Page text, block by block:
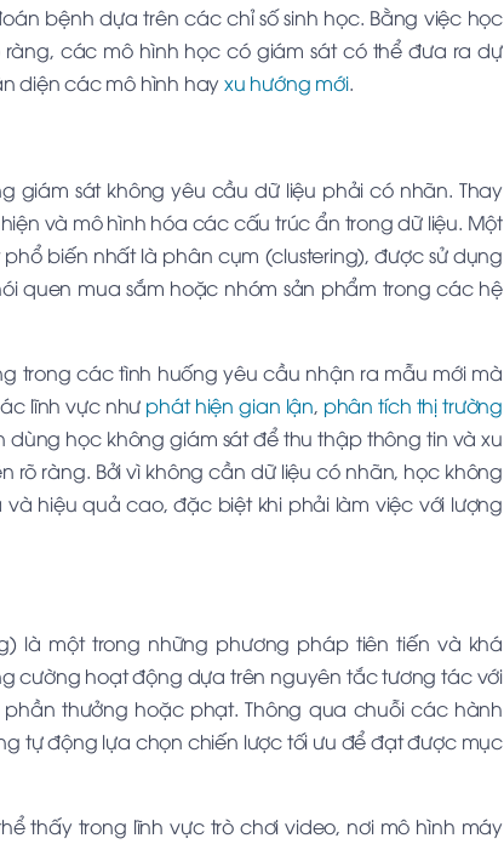
bệnh dựa trên các chỉ số sinh học. Bằng việc học
các mô hình học có giám sát có thể đưa ra dự
diện các mô hình hayxu hướng mới.
giám sát không yêu cầu dữ liệu phải có nhãn. Thay
và mô hình hóa các cấu trúc ẩn trong dữ liệu. Một
biến nhất là phân cụm (clustering), được sử dụng
quen mua sắm hoặc nhóm sản phẩm trong các hệ
trong các tình huống yêu cầu nhận ra mẫu mới mà
lĩnh vực như phát hiện gian lận, phân tích thị trường
học không giám sát để thu thập thông tin và xu
ràng. Bởi vì không cần dữ liệu có nhãn, học không
hiệu quả cao, đặc biệt khi phải làm việc với lượng
là một trong những phương pháp tiên tiến và khá
cường hoạt động dựa trên nguyên tắc tương tác với
thưởng hoặc phạt. Thông qua chuỗi các hành
tự động lựa chọn chiến lược tối ưu để đạt được mục
thấy trong lĩnh vực trò chơi video, nơi mô hình máy